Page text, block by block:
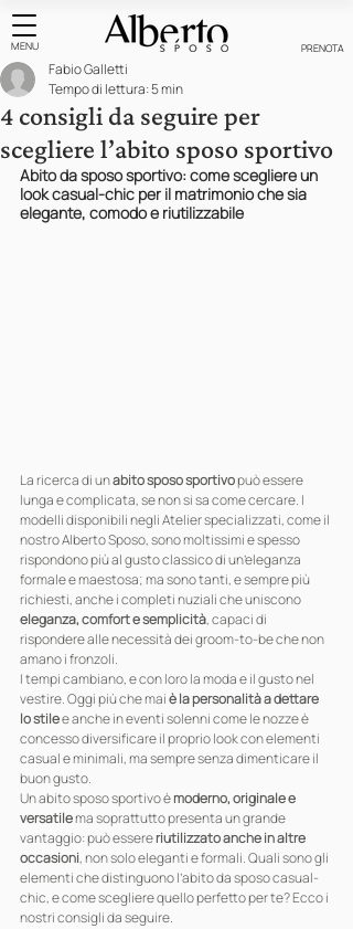
MENU PRENOTA
4 consigli da seguire per
scegliere l’abito sposo sportivo
Fabio Galletti
Tempo di lettura: 5 min
Abito da sposo sportivo: come scegliere un
look casual-chic per il matrimonio che sia
elegante, comodo e riutilizzabile
La ricerca di un abito sposo sportivo può essere
lunga e complicata, se non si sa come cercare. I
modelli disponibili negli Atelier specializzati, come il
nostro Alberto Sposo, sono moltissimi e spesso
rispondono più al gusto classico di un’eleganza
formale e maestosa; ma sono tanti, e sempre più
richiesti, anche i completi nuziali che uniscono
eleganza, comfort e semplicità, capaci di
rispondere alle necessità dei groom-to-be che non
amano i fronzoli.
I tempi cambiano, e con loro la moda e il gusto nel
vestire. Oggi più che mai è la personalità a dettare
lo stile e anche in eventi solenni come le nozze è
concesso diversificare il proprio look con elementi
casual e minimali, ma sempre senza dimenticare il
buon gusto.
Un abito sposo sportivo è moderno, originale e
versatile ma soprattutto presenta un grande
vantaggio: può essere riutilizzato anche in altre
occasioni, non solo eleganti e formali. Quali sono gli
elementi che distinguono l’abito da sposo casual-
chic, e come scegliere quello perfetto per te? Ecco i
nostri consigli da seguire.